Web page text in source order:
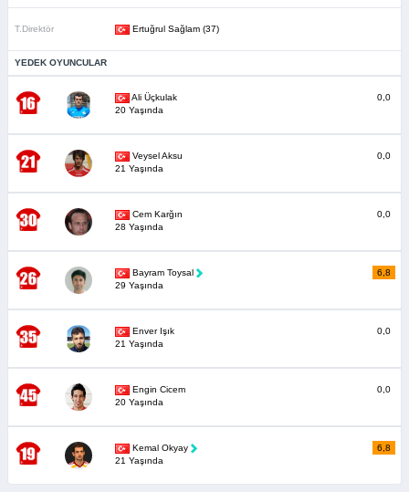
T.Direktör Ertuğrul Sağlam (37)
YEDEK OYUNCULAR
Ali Üçkulak
20 Yaşında
0,0
Veysel Aksu
21 Yaşında
0,0
Cem Karğın
28 Yaşında
0,0
Bayram Toysal
29 Yaşında
6,8
Enver Işık
21 Yaşında
0,0
Engin Cicem
20 Yaşında
0,0
Kemal Okyay
21 Yaşında
6,8